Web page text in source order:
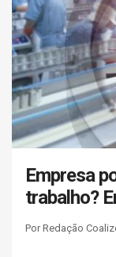
Empresa
trabalho?
Por Redação